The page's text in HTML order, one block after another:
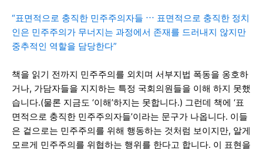
“표면적으로 충직한 민주주의자들 ⋯ 표면적으로 충직한 정치
인은 민주주의가 무너지는 과정에서 존재를 드러내지 않지만
중추적인 역할을 담당한다”
책을 읽기 전까지 민주주의를 외치며 서부지법 폭동을 옹호하
거나, 가담자들을 지지하는 특정 국회의원들을 이해 하지 못했
습니다.(물론 지금도 ‘이해’하지는 못합니다.) 그런데 책에 ‘표
면적으로 충직한 민주주의자들’이라는 문구가 나옵니다. 이들
은 겉으로는 민주주의를 위해 행동하는 것처럼 보이지만, 알게
모르게 민주주의를 위협하는 행위를 한다고 합니다. 이 표현을